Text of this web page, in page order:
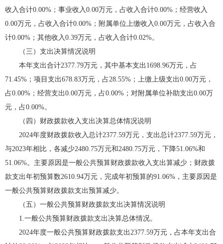
收入合计0.00%；事业收入0.00万元，占收入合计0.00%；经营收入
0.00万元，占收入合计0.00%；附属单位上缴收入0.00万元，占收入合
计0.00%；其他收入0.39万元，占收入合计0.02%。
（三）支出决算情况说明
本年支出合计2377.79万元，其中基本支出1698.96万元，占
71.45%；项目支出678.83万元，占28.55%；上缴上级支出0.00万元，
占0.00%；经营支出0.00万元，占0.00%；对附属单位补助支出0.00万
元，占0.00%。
（四）财政拨款收入支出决算总体情况说明
2024年度财政拨款收入总计2377.59万元，支出总计2377.59万元，
与2023年相比，各减少2480.75万元和2480.75万元，下降51.06%和
51.06%。主要原因是一般公共预算财政拨款收入支出算减少；财政拨
款支出年初预算数2610.94万元，完成年初预算的91.06%，主要原因是
一般公共预算财政拨款支出预算减少。
（五）一般公共预算财政拨款支出决算情况说明
1.一般公共预算财政拨款支出决算总体情况。
2024年度一般公共预算财政拨款支出2377.59万元，占本年支出合